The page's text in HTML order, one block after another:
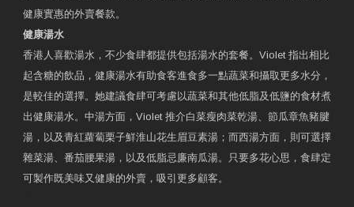
健康實惠的外賣餐款。
健康湯水
香港人喜歡湯水，不少食肆都提供包括湯水的套餐。Violet 指出相比
起含糖的飲品，健康湯水有助食客進食多一點蔬菜和攝取更多水分，
是較佳的選擇。她建議食肆可考慮以蔬菜和其他低脂及低鹽的食材煮
出健康湯水。中湯方面，Violet 推介白菜瘦肉菜乾湯、節瓜章魚豬腱
湯，以及青紅蘿蔔栗子鮮淮山花生眉豆素湯；而西湯方面，則可選擇
雜菜湯、番茄腰果湯，以及低脂忌廉南瓜湯。只要多花心思，食肆定
可製作既美味又健康的外賣，吸引更多顧客。